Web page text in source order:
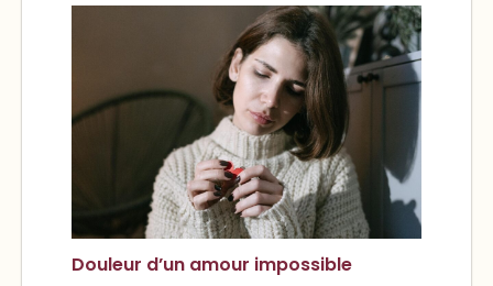
Douleur d’un amour impossible